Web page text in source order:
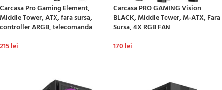
Carcasa Pro Gaming Element,
Middle Tower, ATX, fara sursa,
controller ARGB, telecomanda
215lei
Carcasa PRO GAMING Vision
BLACK, Middle Tower, M-ATX, Fara
Sursa, 4X RGB FAN
170 lei